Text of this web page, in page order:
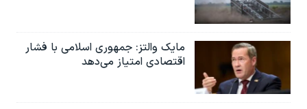
مایک والتز: جمهوری اسلامی با فشار
اقتصادی امتیاز می‌دهد